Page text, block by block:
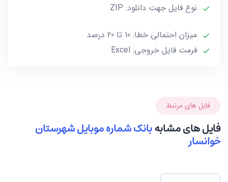
حداکثر 20 درصد خطا داشته باشند.***نوع فایل جهت دانلود: ZIP
میزان احتمالی خطا: 10 تا 20 درصد
فرمت فایل خروجی: Excel
فایل های مرتبط
فایل های مشابهبانک شماره موبایل شهرستان
خوانسار